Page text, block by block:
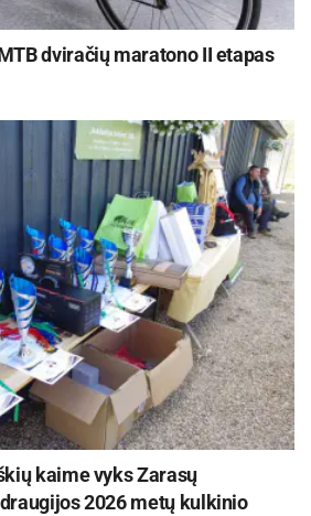
dviračių maratono II etapas
kaime vyks Zarasų
2026 metų kulkinio